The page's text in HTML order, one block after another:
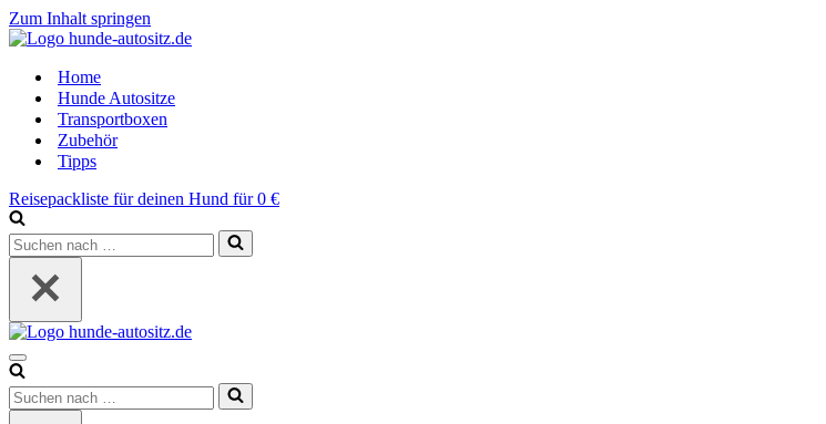
Zum Inhalt springen
Home
Hunde Autositze
Transportboxen
Zubehör
Tipps
Reisepackliste für deinen Hund für 0 €
Suchen
nach …
Navigations-
Menü
Suchen
nach …